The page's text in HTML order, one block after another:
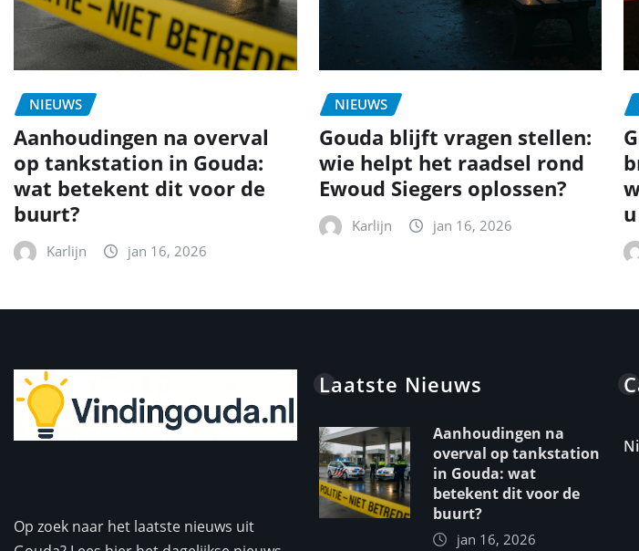
NIEUWS
Aanhoudingen na overval
op tankstation in Gouda:
wat betekent dit voor de
buurt?
Karlijn jan 16, 2026
NIEUWS
Gouda blijft vragen stellen:
wie helpt het raadsel rond
Ewoud Siegers oplossen?
Karlijn jan 16, 2026
Op zoek naar het laatste nieuws uit
Laatste Nieuws
Aanhoudingen na
overval op tankstation
in Gouda: wat
betekent dit voor de
buurt?
jan 16, 2026